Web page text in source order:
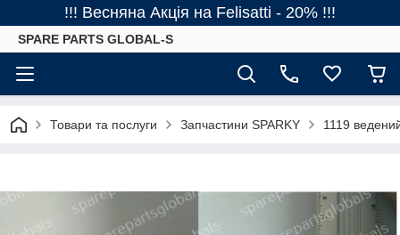
!!! Весняна Акція на Felisatti - 20% !!!
SPARE PARTS GLOBAL-S
Товари та послуги Запчастини SPARKY 1119